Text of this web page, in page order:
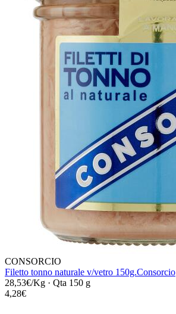
CONSORCIO
Filetto tonno naturale v/vetro 150g.Consorcio
28,53€/Kg · Qta 150 g
4,28€